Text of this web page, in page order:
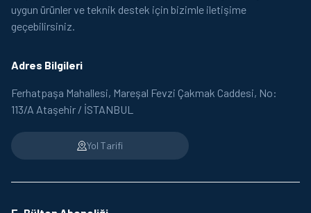
uygun ürünler ve teknik destek için bizimle iletişime
geçebilirsiniz.
Adres Bilgileri
Ferhatpaşa Mahallesi, Mareşal Fevzi Çakmak Caddesi, No:
113/A Ataşehir / İSTANBUL
Yol Tarifi